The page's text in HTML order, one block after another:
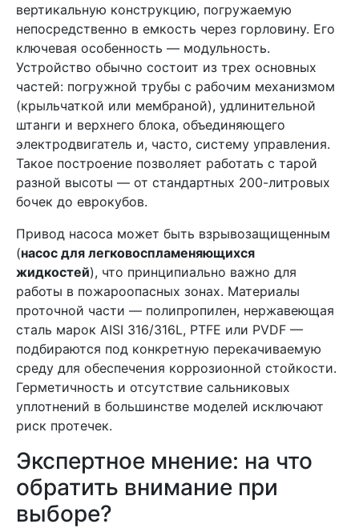
вертикальную конструкцию, погружаемую
непосредственно в емкость через горловину. Его
ключевая особенность — модульность.
Устройство обычно состоит из трех основных
частей: погружной трубы с рабочим механизмом
(крыльчаткой или мембраной), удлинительной
штанги и верхнего блока, объединяющего
электродвигатель и, часто, систему управления.
Такое построение позволяет работать с тарой
разной высоты — от стандартных 200-литровых
бочек до еврокубов.
Привод насоса может быть взрывозащищенным
(насос для легковоспламеняющихся
жидкостей), что принципиально важно для
работы в пожароопасных зонах. Материалы
проточной части — полипропилен, нержавеющая
сталь марок AISI 316/316L, PTFE или PVDF —
подбираются под конкретную перекачиваемую
среду для обеспечения коррозионной стойкости.
Герметичность и отсутствие сальниковых
уплотнений в большинстве моделей исключают
риск протечек.
Экспертное мнение: на что
обратить внимание при
выборе?